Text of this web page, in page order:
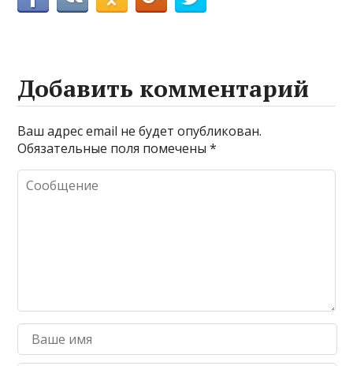
Добавить комментарий
Ваш адрес email не будет опубликован.
Обязательные поля помечены*